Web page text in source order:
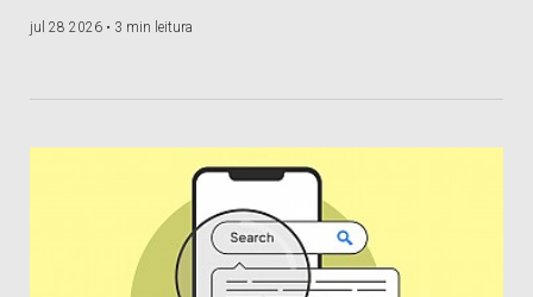
jul 28 2026 • 3 min leitura